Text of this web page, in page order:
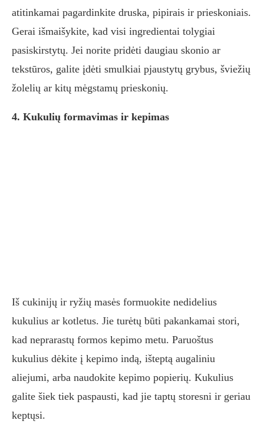
atitinkamai pagardinkite druska, pipirais ir prieskoniais.
Gerai išmaišykite, kad visi ingredientai tolygiai
pasiskirstytų. Jei norite pridėti daugiau skonio ar
tekstūros, galite įdėti smulkiai pjaustytų grybus, šviežių
žolelių ar kitų mėgstamų prieskonių.
4. Kukulių formavimas ir kepimas
Iš cukinijų ir ryžių masės formuokite nedidelius
kukulius ar kotletus. Jie turėtų būti pakankamai stori,
kad neprarastų formos kepimo metu. Paruoštus
kukulius dėkite į kepimo indą, išteptą augaliniu
aliejumi, arba naudokite kepimo popierių. Kukulius
galite šiek tiek paspausti, kad jie taptų storesni ir geriau
keptųsi.